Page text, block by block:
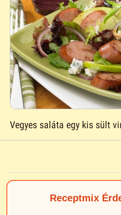
Vegyes saláta egy kis sült
Receptmix